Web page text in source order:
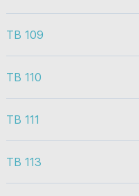
TB 109
TB 110
TB 111
TB 113